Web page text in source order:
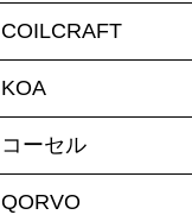
COILCRAFT
KOA
コーセル
QORVO